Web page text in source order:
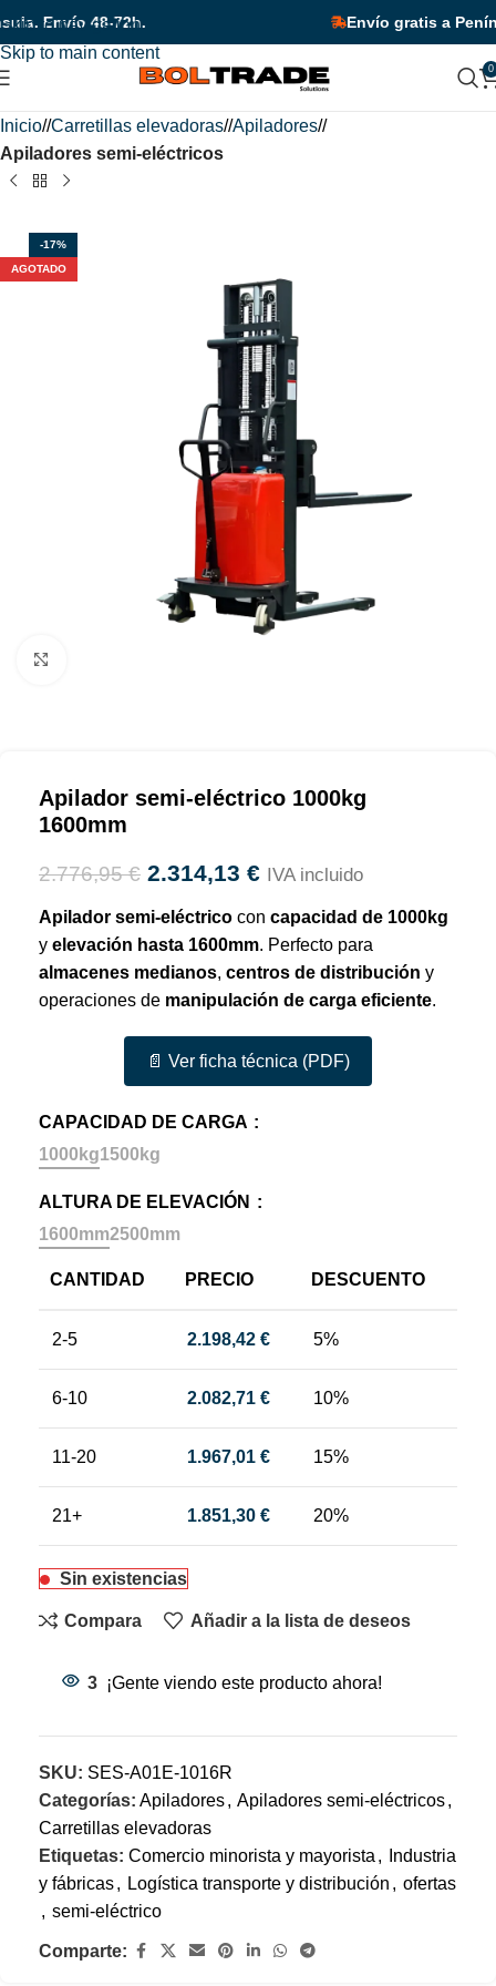
Skip to navigation
Skip to main content
por tiempo limitado! ¡Descuentos adicionales en unidades
Envío 48-72h. Envío gratis a
0
Inicio/ Carretillas elevadoras/ Apiladores/
Apiladores semi-eléctricos
-17%
AGOTADO
Apilador semi-eléctrico 1000kg
1600mm
2.776,95€ 2.314,13 € IVA incluido
Apilador semi-eléctrico con capacidad de 1000kg
y elevación hasta 1600mm. Perfecto para
almacenes medianos, centros de distribución y
operaciones de manipulación de carga eficiente.
📄 Ver ficha técnica (PDF)
CAPACIDAD DE CARGA
1000kg1500kg
ALTURA DE ELEVACIÓN
1600mm2500mm
CANTIDAD PRECIO DESCUENTO
2-5 2.198,42 € 5%
6-10 2.082,71 € 10%
11-20 1.967,01 € 15%
21+ 1.851,30 € 20%
Sin existencias
Compara Añadir a la lista de deseos
3 ¡Gente viendo este producto ahora!
SKU: SES-A01E-1016R
Categorías: Apiladores, Apiladores semi-eléctricos,
Carretillas elevadoras
Etiquetas: Comercio minorista y mayorista ,
Industria
y fábricas, Logística transporte y distribución , ofertas
, semi-eléctrico
Comparte: